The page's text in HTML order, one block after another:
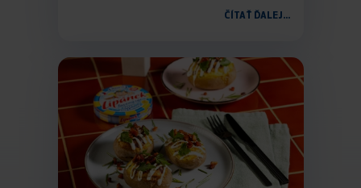
ČÍTAŤ ĎALEJ...